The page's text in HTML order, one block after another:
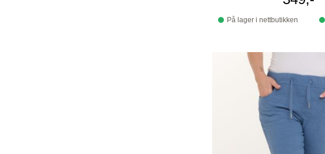
På lager i nettbutikken